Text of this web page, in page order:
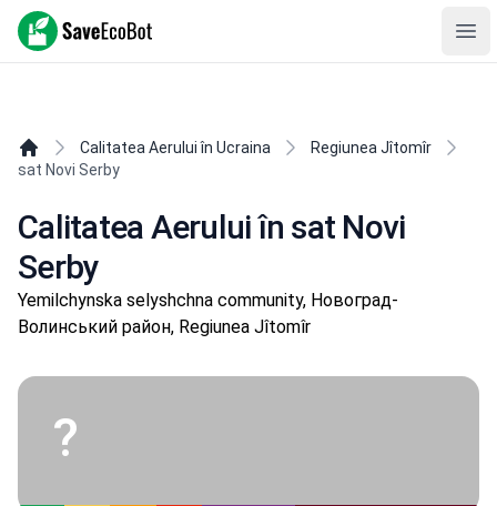
SaveEcoBot
Calitatea Aerului în Ucraina
Regiunea Jîtomîr
sat Novi Serby
Calitatea Aerului în sat Novi
Serby
Yemilchynska selyshchna community, Новоград-
Волинський район, Regiunea Jîtomîr
?